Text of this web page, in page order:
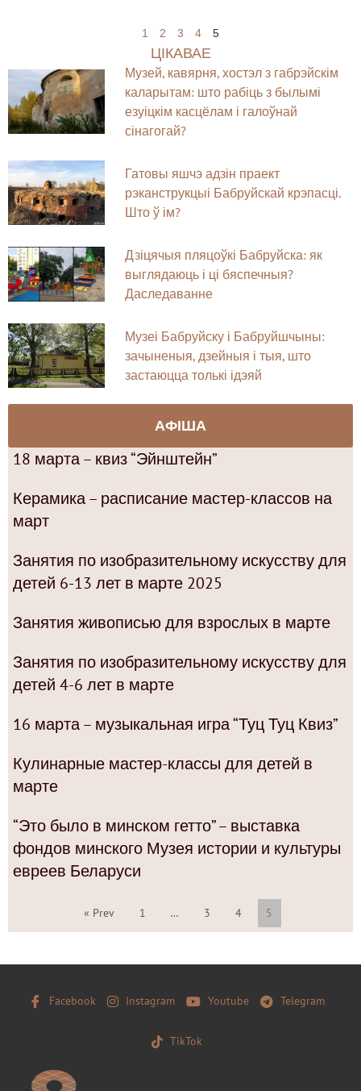
1 2 3 4 5
ЦІКАВАЕ
Музей, кавярня, хостэл з габрэйскім
каларытам: што рабіць з былымі
езуіцкім касцёлам і галоўнай
сінагогай?
Гатовы яшчэ адзін праект
рэканструкцыі Бабруйскай крэпасці.
Што ў ім?
Дзіцячыя пляцоўкі Бабруйска: як
выглядаюць і ці бяспечныя?
Даследаванне
Музеі Бабруйску і Бабруйшчыны:
зачыненыя, дзейныя і тыя, што
застаюцца толькі ідэяй
АФІША
18 марта – квиз “Эйнштейн”
Керамика – расписание мастер-классов на
март
Занятия по изобразительному искусству для
детей 6-13 лет в марте 2025
Занятия живописью для взрослых в марте
Занятия по изобразительному искусству для
детей 4-6 лет в марте
16 марта – музыкальная игра “Туц Туц Квиз”
Кулинарные мастер-классы для детей в
марте
“Это было в минском гетто” – выставка
фондов минского Музея истории и культуры
евреев Беларуси
« Prev 1 … 3 4 5
Facebook Instagram Youtube Telegram
TikTok